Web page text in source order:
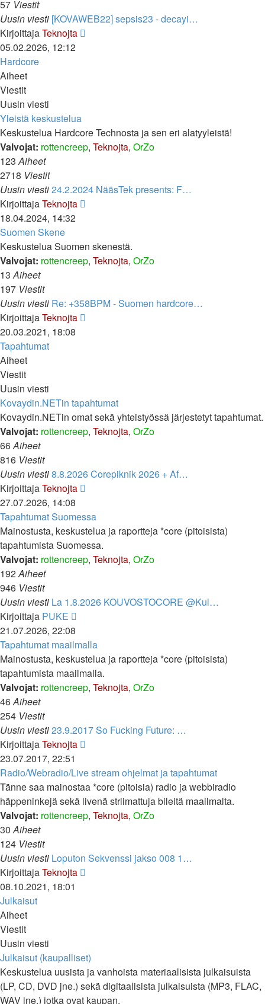
57 Viestit
Uusin viesti [KOVAWEB22] sepsis23 - decayi…
KirjoittajaTeknojta
05.02.2026, 12:12
Hardcore
Aiheet
Viestit
Uusin viesti
Yleistä keskustelua
Keskustelua Hardcore Technosta ja sen eri alatyyleistä!
Valvojat: rottencreep, Teknojta, OrZo
123Aiheet
2718 Viestit
Uusin viesti24.2.2024 NääsTek presents: F…
KirjoittajaTeknojta
18.04.2024, 14:32
Suomen Skene
Keskustelua Suomen skenestä.
Valvojat: rottencreep, Teknojta, OrZo
13Aiheet
197 Viestit
Uusin viesti Re: +358BPM - Suomen hardcore…
KirjoittajaTeknojta
20.03.2021, 18:08
Tapahtumat
Aiheet
Viestit
Uusin viesti
Kovaydin.NETin tapahtumat
Kovaydin.NETin omat sekä yhteistyössä järjestetyt tapahtumat.
Valvojat: rottencreep, Teknojta, OrZo
66Aiheet
816 Viestit
Uusin viesti8.8.2026 Corepiknik 2026 + Af…
KirjoittajaTeknojta
viesti
27.07.2026, 14:08
Tapahtumat Suomessa
Mainostusta, keskustelua ja raportteja *core (pitoisista)
tapahtumista Suomessa.
Valvojat: rottencreep, Teknojta, OrZo
192Aiheet
946 Viestit
Uusin viesti La 1.8.2026 KOUVOSTOCORE @Kul…
Kirjoittaja PUKE
viesti
21.07.2026, 22:08
Tapahtumat maailmalla
Mainostusta, keskustelua ja raportteja *core (pitoisista)
tapahtumista maailmalla.
Valvojat: rottencreep, Teknojta, OrZo
46Aiheet
254 Viestit
Uusin viesti23.9.2017 So Fucking Future: …
KirjoittajaTeknojta
viesti
23.07.2017, 22:51
Radio/Webradio/Live stream ohjelmat ja tapahtumat
Tänne saa mainostaa *core (pitoisia) radio ja webbiradio
häppeninkejä sekä livenä striimattuja bileitä maailmalta.
Valvojat: rottencreep, Teknojta, OrZo
30Aiheet
124 Viestit
Uusin viesti Loputon Sekvenssi jakso 008 1…
KirjoittajaTeknojta
08.10.2021, 18:01
Julkaisut
Aiheet
Viestit
Uusin viesti
Julkaisut (kaupalliset)
Keskustelua uusista ja vanhoista materiaalisista julkaisuista
(LP, CD, DVD jne.) sekä digitaalisista julkaisuista (MP3, FLAC,
WAV jne.) jotka ovat kaupan.